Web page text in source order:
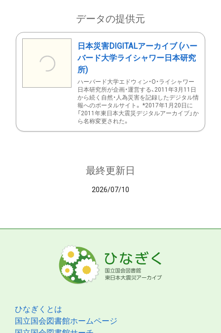
データの提供元
日本災害DIGITALアーカイブ (ハー
バード大学ライシャワー日本研究
所)
ハーバード大学エドウィン・O・ライシャワー
日本研究所が企画・運営する、2011年3月11日
から続く自然・人為災害を記録したデジタル情
報へのポータルサイト。 *2017年1月20日に
「2011年東日本大震災デジタルアーカイブ」か
ら名称変更された。
最終更新日
2026/07/10
ひなぎくとは
国立国会図書館ホームページ